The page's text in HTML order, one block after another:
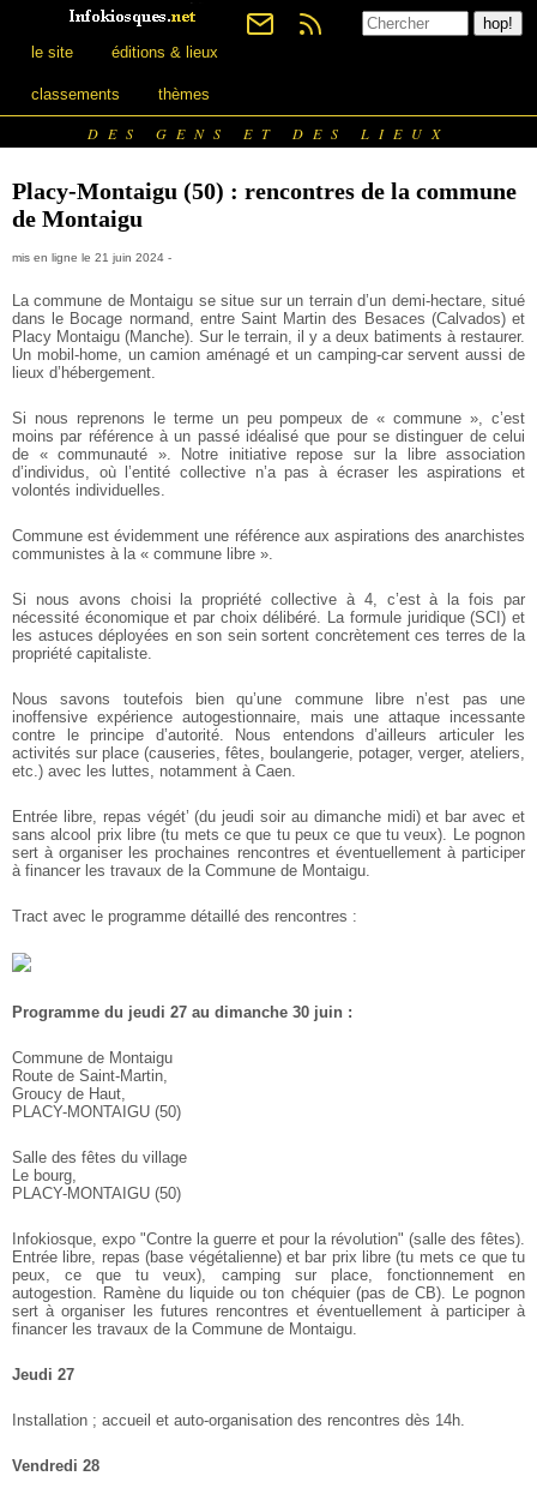
le site éditions & lieux
classements thèmes
DES GENS ET DES LIEUX
Placy-Montaigu (50) : rencontres de la commune
de Montaigu
mis en ligne le 21 juin 2024 -
La commune de Montaigu se situe sur un terrain d’un demi-hectare, situé
dans le Bocage normand, entre Saint Martin des Besaces (Calvados) et
Placy Montaigu (Manche). Sur le terrain, il y a deux batiments à restaurer.
Un mobil-home, un camion aménagé et un camping-car servent aussi de
lieux d’hébergement.
Si nous reprenons le terme un peu pompeux de « commune », c’est
moins par référence à un passé idéalisé que pour se distinguer de celui
de « communauté ». Notre initiative repose sur la libre association
d’individus, où l’entité collective n’a pas à écraser les aspirations et
volontés individuelles.
Commune est évidemment une référence aux aspirations des anarchistes
communistes à la « commune libre ».
Si nous avons choisi la propriété collective à 4, c’est à la fois par
nécessité économique et par choix délibéré. La formule juridique (SCI) et
les astuces déployées en son sein sortent concrètement ces terres de la
propriété capitaliste.
Nous savons toutefois bien qu’une commune libre n’est pas une
inoffensive expérience autogestionnaire, mais une attaque incessante
contre le principe d’autorité. Nous entendons d’ailleurs articuler les
activités sur place (causeries, fêtes, boulangerie, potager, verger, ateliers,
etc.) avec les luttes, notamment à Caen.
Entrée libre, repas végét’ (du jeudi soir au dimanche midi) et bar avec et
sans alcool prix libre (tu mets ce que tu peux ce que tu veux). Le pognon
sert à organiser les prochaines rencontres et éventuellement à participer
à financer les travaux de la Commune de Montaigu.
Tract avec le programme détaillé des rencontres :
Programme du jeudi 27 au dimanche 30 juin :
Commune de Montaigu
Route de Saint-Martin,
Groucy de Haut,
PLACY-MONTAIGU (50)
Salle des fêtes du village
Le bourg,
PLACY-MONTAIGU (50)
Infokiosque, expo "Contre la guerre et pour la révolution" (salle des fêtes).
Entrée libre, repas (base végétalienne) et bar prix libre (tu mets ce que tu
peux, ce que tu veux), camping sur place, fonctionnement en
autogestion. Ramène du liquide ou ton chéquier (pas de CB). Le pognon
sert à organiser les futures rencontres et éventuellement à participer à
financer les travaux de la Commune de Montaigu.
Jeudi 27
Installation ; accueil et auto-organisation des rencontres dès 14h.
Vendredi 28